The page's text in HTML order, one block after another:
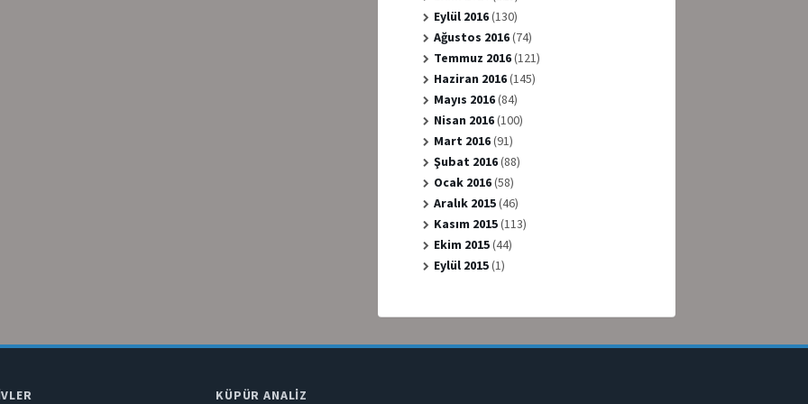
Eylül 2016(130)
Ağustos 2016(74)
Temmuz 2016(121)
Haziran 2016(145)
Mayıs 2016(84)
Nisan 2016(100)
Mart 2016(91)
Şubat 2016(88)
Ocak 2016(58)
Aralık 2015(46)
Kasım 2015(113)
Ekim 2015(44)
Eylül 2015(1)
KÜPÜR ANALIZ